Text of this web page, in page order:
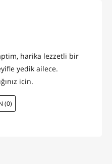
harika lezzetli bir
yedik ailece.
icin.
(0)